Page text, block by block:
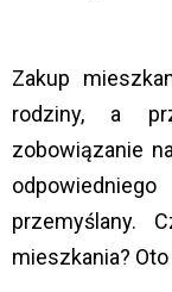
Zakup
rodziny, a
zobowiązanie
przemyślany.
mieszkania?